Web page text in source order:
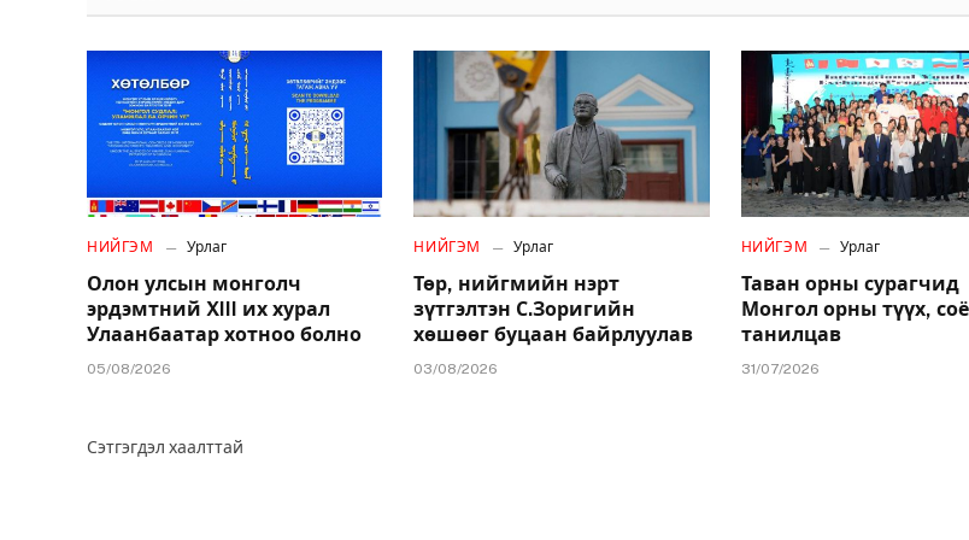
НИЙГЭМ Урлаг
Олон улсын монголч
эрдэмтний XIII их хурал
Улаанбаатар хотноо болно
05/08/2026
НИЙГЭМ Урлаг
Төр, нийгмийн нэрт
зүтгэлтэн С.Зоригийн
хөшөөг буцаан байрлуулав
03/08/2026
НИЙГЭМ Урлаг
Таван орны сурагчид
Монгол орны түүх,
танилцав
31/07/2026
Сэтгэгдэл хаалттай